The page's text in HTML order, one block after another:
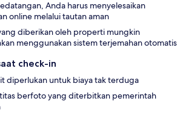
Anda harus menyelesaikan
online melalui tautan aman
diberikan oleh properti mungkin
menggunakan sistem terjemahan otomatis
check-in
diperlukan untuk biaya tak terduga
berfoto yang diterbitkan pemerintah